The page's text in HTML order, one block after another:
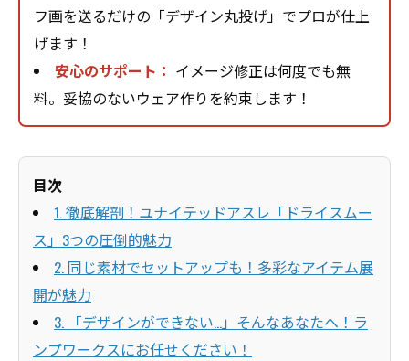
フ画を送るだけの「デザイン丸投げ」でプロが仕上
げます！
安心のサポート： イメージ修正は何度でも無
料。妥協のないウェア作りを約束します！
目次
1. 徹底解剖！ユナイテッドアスレ「ドライスムー
ス」3つの圧倒的魅力
2. 同じ素材でセットアップも！多彩なアイテム展
開が魅力
3. 「デザインができない…」そんなあなたへ！ラ
ンプワークスにお任せください！